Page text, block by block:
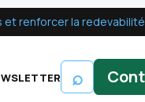
et renforcer la redevabilité
⌕